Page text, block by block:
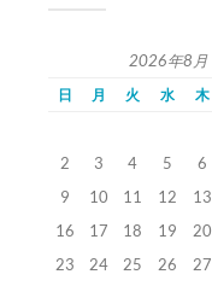
2026年8月
日 月 火 水 木
2
3 4 5 6
9
10 11 12 13
16
17 18 19 20
23
24 25 26 27